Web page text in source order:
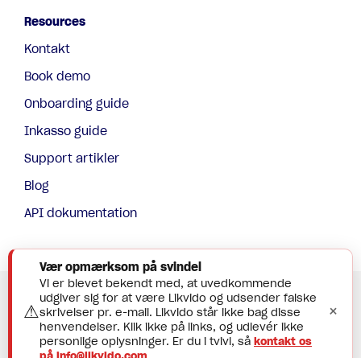
Resources
Kontakt
Book demo
Onboarding guide
Inkasso guide
Support artikler
Blog
API dokumentation
© Likvido
info@likvido.com
Visma Danmark
⚠
Vær opmærksom på svindel
Vi er blevet bekendt med, at uvedkommende
udgiver sig for at være Likvido og udsender falske
skrivelser pr. e-mail. Likvido står ikke bag disse
henvendelser. Klik ikke på links, og udlevér ikke
personlige oplysninger. Er du i tvivl, så kontakt os
×